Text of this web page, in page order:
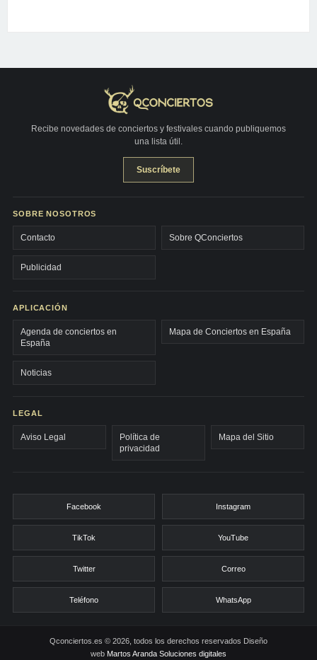
Recibe novedades de conciertos y festivales cuando publiquemos
una lista útil.
Suscríbete
SOBRE NOSOTROS
Contacto Sobre QConciertos
Publicidad
APLICACIÓN
Agenda de conciertos en
España
Mapa de Conciertos en España
Noticias
LEGAL
Aviso Legal
Política de
privacidad
Mapa del Sitio
Facebook Instagram
TikTok YouTube
Twitter Correo
Teléfono WhatsApp
Qconciertos.es © 2026, todos los derechos reservados Diseño
web Martos Aranda Soluciones digitales